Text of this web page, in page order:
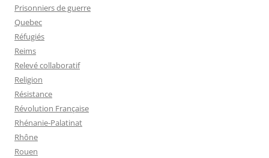
Prisonniers de guerre
Quebec
Réfugiés
Reims
Relevé collaboratif
Religion
Résistance
Révolution Française
Rhénanie-Palatinat
Rhône
Rouen